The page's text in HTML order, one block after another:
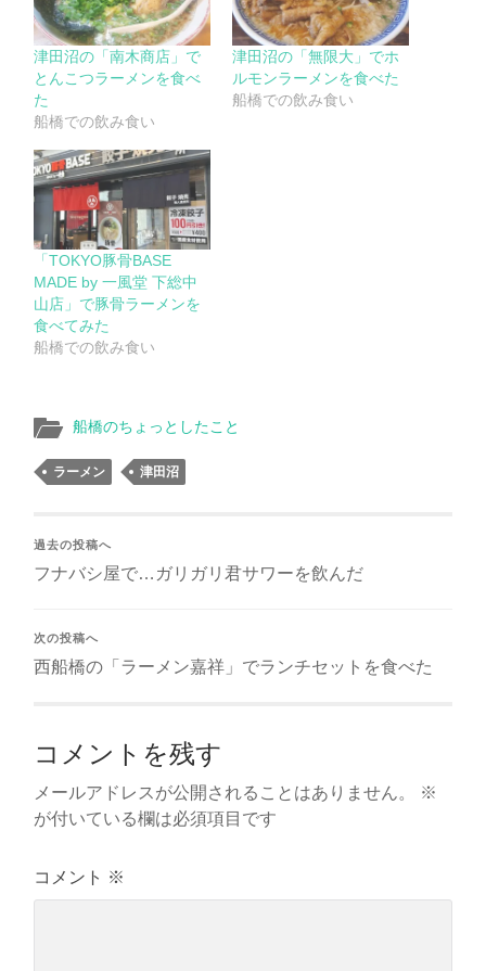
津田沼の「南木商店」で
とんこつラーメンを食べ
た
船橋での飲み食い
津田沼の「無限大」でホ
ルモンラーメンを食べた
船橋での飲み食い
「TOKYO豚骨BASE
MADE by 一風堂 下総中
山店」で豚骨ラーメンを
食べてみた
船橋での飲み食い
船橋のちょっとしたこと
ラーメン 津田沼
過去の投稿へ
フナバシ屋で…ガリガリ君サワーを飲んだ
次の投稿へ
西船橋の「ラーメン嘉祥」でランチセットを食べた
コメントを残す
メールアドレスが公開されることはありません。
※
が付いている欄は必須項目です
コメント ※